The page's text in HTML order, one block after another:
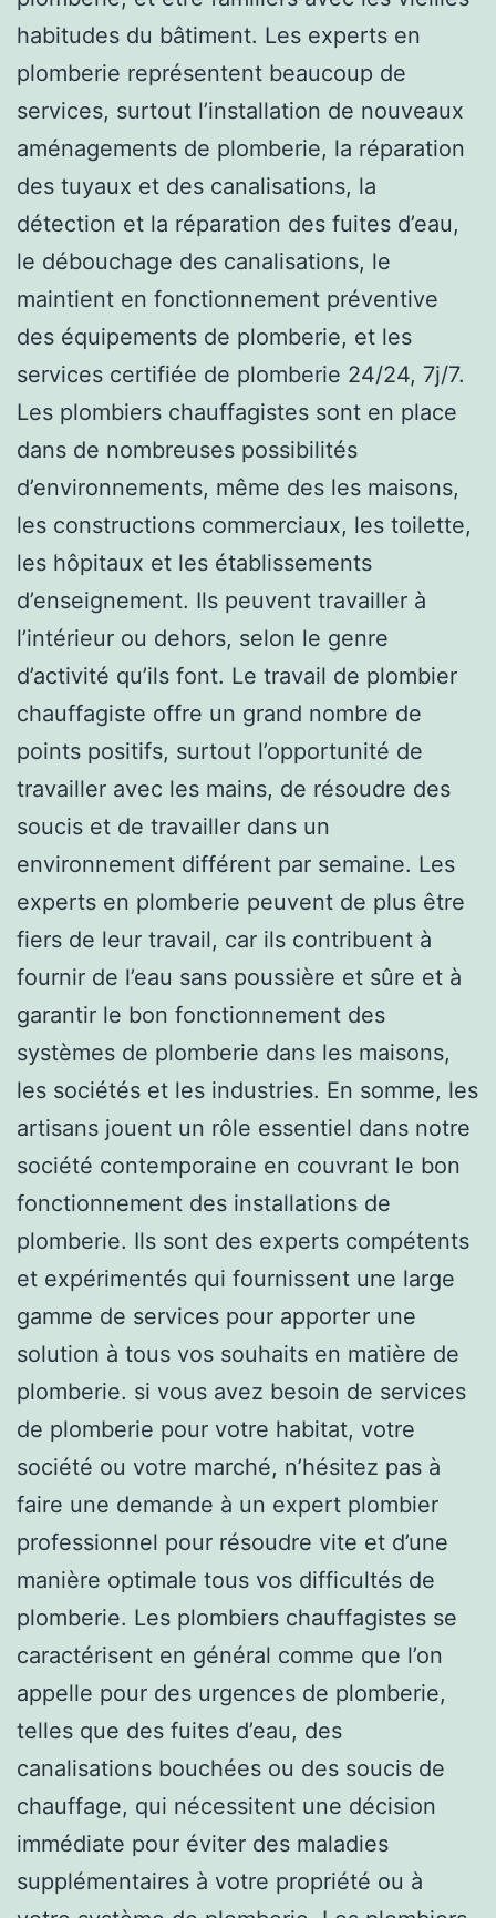
habitudes du bâtiment. Les experts en
plomberie représentent beaucoup de
services, surtout l’installation de nouveaux
aménagements de plomberie, la réparation
des tuyaux et des canalisations, la
détection et la réparation des fuites d’eau,
le débouchage des canalisations, le
maintient en fonctionnement préventive
des équipements de plomberie, et les
services certifiée de plomberie 24/24, 7j/7.
Les plombiers chauffagistes sont en place
dans de nombreuses possibilités
d’environnements, même des les maisons,
les constructions commerciaux, les toilette,
les hôpitaux et les établissements
d’enseignement. Ils peuvent travailler à
l’intérieur ou dehors, selon le genre
d’activité qu’ils font. Le travail de plombier
chauffagiste offre un grand nombre de
points positifs, surtout l’opportunité de
travailler avec les mains, de résoudre des
soucis et de travailler dans un
environnement différent par semaine. Les
experts en plomberie peuvent de plus être
fiers de leur travail, car ils contribuent à
fournir de l’eau sans poussière et sûre et à
garantir le bon fonctionnement des
systèmes de plomberie dans les maisons,
les sociétés et les industries. En somme, les
artisans jouent un rôle essentiel dans notre
société contemporaine en couvrant le bon
fonctionnement des installations de
plomberie. Ils sont des experts compétents
et expérimentés qui fournissent une large
gamme de services pour apporter une
solution à tous vos souhaits en matière de
plomberie. si vous avez besoin de services
de plomberie pour votre habitat, votre
société ou votre marché, n’hésitez pas à
faire une demande à un expert plombier
professionnel pour résoudre vite et d’une
manière optimale tous vos difficultés de
plomberie. Les plombiers chauffagistes se
caractérisent en général comme que l’on
appelle pour des urgences de plomberie,
telles que des fuites d’eau, des
canalisations bouchées ou des soucis de
chauffage, qui nécessitent une décision
immédiate pour éviter des maladies
supplémentaires à votre propriété ou à